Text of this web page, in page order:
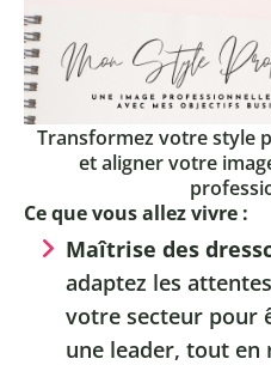
Transformez votre style
et aligner votre
Ce que vous allez vivre :
Maîtrise des
adaptez les
votre secteur pour
une leader, tout en